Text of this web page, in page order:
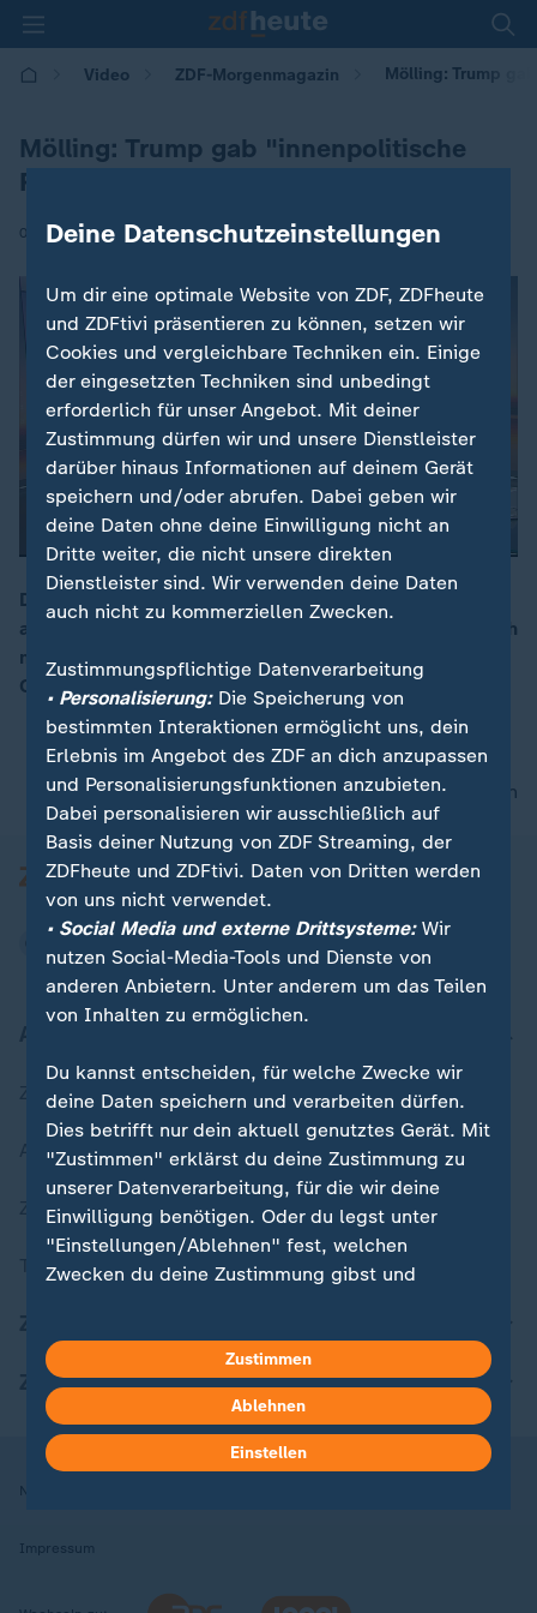
Video ZDF-Morgenmagazin Mölling: Trump
Mölling: Trump gab "innenpolitische
Rede"
05.03.2025 | 05:30
Donald Trump "ist dabei, den amerikanischen Staat
abzuräumen und damit die Gesellschaft wahrscheinlich
massiv zu verändern", so der Sicherheitsexperte
Christian Mölling.
nach oben
Zuletzt veröffentlicht
Aktuelle Sendungs-Videos
ZDFheute Stories
Themen im Überblick
ZDFheute Apps
Nutzungsbedingungen
Impressum
Deine Datenschutzeinstellungen
Um dir eine optimale Website von ZDF, ZDFheute
und ZDFtivi präsentieren zu können, setzen wir
Cookies und vergleichbare Techniken ein. Einige
der eingesetzten Techniken sind unbedingt
erforderlich für unser Angebot. Mit deiner
Zustimmung dürfen wir und unsere Dienstleister
darüber hinaus Informationen auf deinem Gerät
speichern und/oder abrufen. Dabei geben wir
deine Daten ohne deine Einwilligung nicht an
Dritte weiter, die nicht unsere direkten
Dienstleister sind. Wir verwenden deine Daten
auch nicht zu kommerziellen Zwecken.
Zustimmungspflichtige Datenverarbeitung
• Personalisierung:Die Speicherung von
bestimmten Interaktionen ermöglicht uns, dein
Erlebnis im Angebot des ZDF an dich anzupassen
und Personalisierungsfunktionen anzubieten.
Dabei personalisieren wir ausschließlich auf
Basis deiner Nutzung von ZDF Streaming, der
ZDFheute und ZDFtivi. Daten von Dritten werden
von uns nicht verwendet.
• Social Media und externe Drittsysteme:Wir
nutzen Social-Media-Tools und Dienste von
anderen Anbietern. Unter anderem um das Teilen
von Inhalten zu ermöglichen.
Du kannst entscheiden, für welche Zwecke wir
deine Daten speichern und verarbeiten dürfen.
Dies betrifft nur dein aktuell genutztes Gerät. Mit
"Zustimmen" erklärst du deine Zustimmung zu
unserer Datenverarbeitung, für die wir deine
Einwilligung benötigen. Oder du legst unter
"Einstellungen/Ablehnen" fest, welchen
Zwecken du deine Zustimmung gibst und
in deinen Einstellungen widerrufen oder ändern.
Hier findest du das Impressum.
Weitere Informationen findest du in unserer
Datenschutzerklärung.
Zustimmen
Ablehnen
Einstellen